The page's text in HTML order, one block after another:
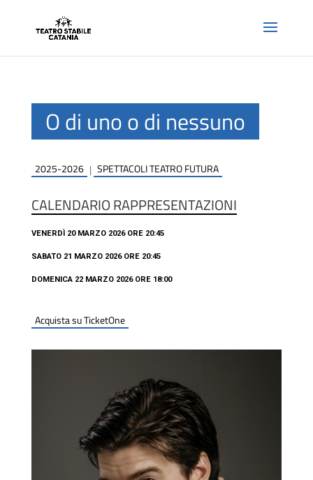
O di uno o di nessuno
2025-2026 | SPETTACOLI TEATRO FUTURA
CALENDARIO RAPPRESENTAZIONI
VENERDÌ 20 MARZO 2026 ORE 20:45
SABATO 21 MARZO 2026 ORE 20:45
DOMENICA 22 MARZO 2026 ORE 18:00
Acquista su TicketOne